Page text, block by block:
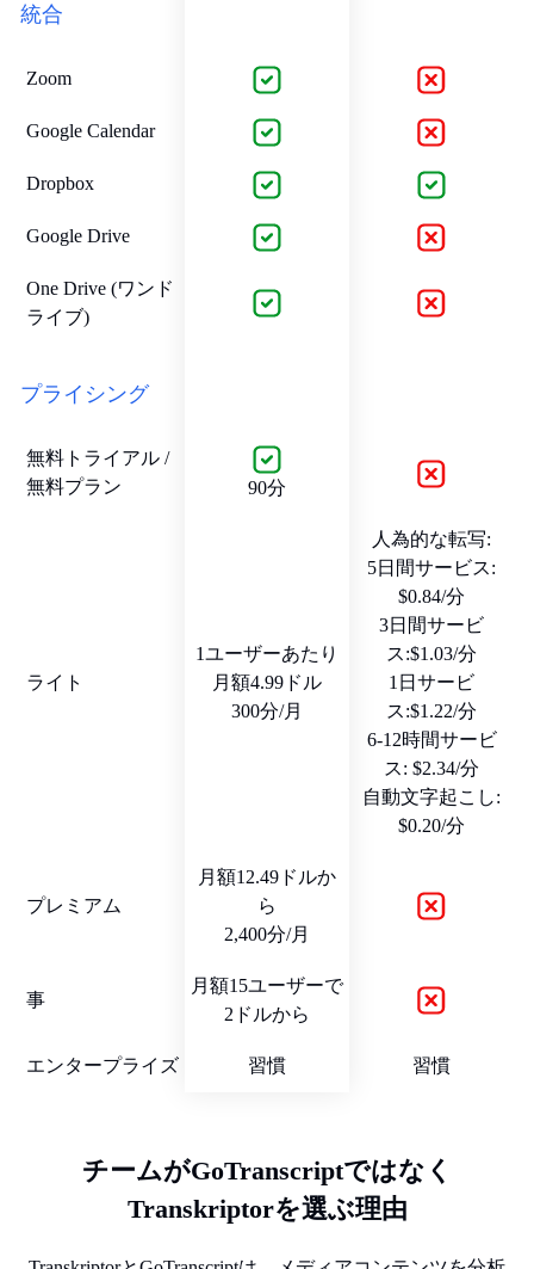
統合
Zoom
Google Calendar
Dropbox
Google Drive
One Drive (ワンド
ライブ)
プライシング
無料トライアル /
無料プラン
90分
ライト
1ユーザーあたり
月額4.99ドル
300分/月
人為的な転写:
5日間サービス:
$0.84/分
3日間サービ
ス:$1.03/分
1日サービ
ス:$1.22/分
6-12時間サービ
ス: $2.34/分
自動文字起こし:
$0.20/分
プレミアム
月額12.49ドルか
ら
2,400分/月
事
月額15ユーザーで
2ドルから
エンタープライズ 習慣 習慣
チームがGoTranscriptではなく
Transkriptorを選ぶ理由